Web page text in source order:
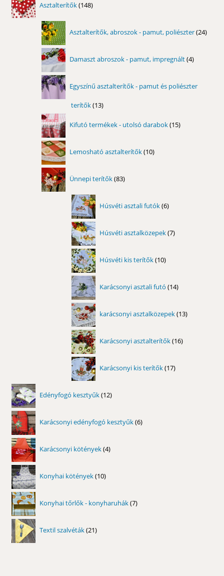
Asztalterítők 148
termék
Asztalterítők, abroszok - pamut, poliészter 24
Damaszt abroszok - pamut, impregnált 4
termék
Egyszínű asztalterítők - pamut és poliészter
terítők 1313
Kifutó termékek - utolsó darabok 15
termék
Lemosható asztalterítők 10
termék
Ünnepi terítők 83
termék
Húsvéti asztali futók 6
termék
Húsvéti asztalközepek 7
termék
Húsvéti kis terítők 10
termék
Karácsonyi asztali futó 14
termék
karácsonyi asztalközepek 13
termék
Karácsonyi asztalterítők 16
termék
Karácsonyi kis terítők 17
termék
Edényfogó kesztyűk 12
termék
Karácsonyi edényfogó kesztyűk 6
termék
Karácsonyi kötények 4
termék
Konyhai kötények 10
termék
Konyhai tőrlők - konyharuhák 7
termék
Textil szalvéták 21
termék